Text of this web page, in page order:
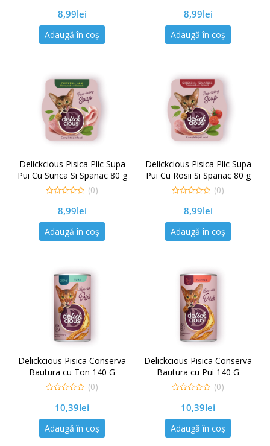
5
8,99lei
Adaugă în coș
5
8,99lei
Adaugă în coș
Delickcious Pisica Plic Supa
Pui Cu Sunca Si Spanac 80 g
5
(0)
8,99lei
Adaugă în coș
Delickcious Pisica Plic Supa
Pui Cu Rosii Si Spanac 80 g
5
(0)
8,99lei
Adaugă în coș
Delickcious Pisica Conserva
Bautura cu Ton 140 G
5
(0)
10,39lei
Adaugă în coș
Delickcious Pisica Conserva
Bautura cu Pui 140 G
5
(0)
10,39lei
Adaugă în coș